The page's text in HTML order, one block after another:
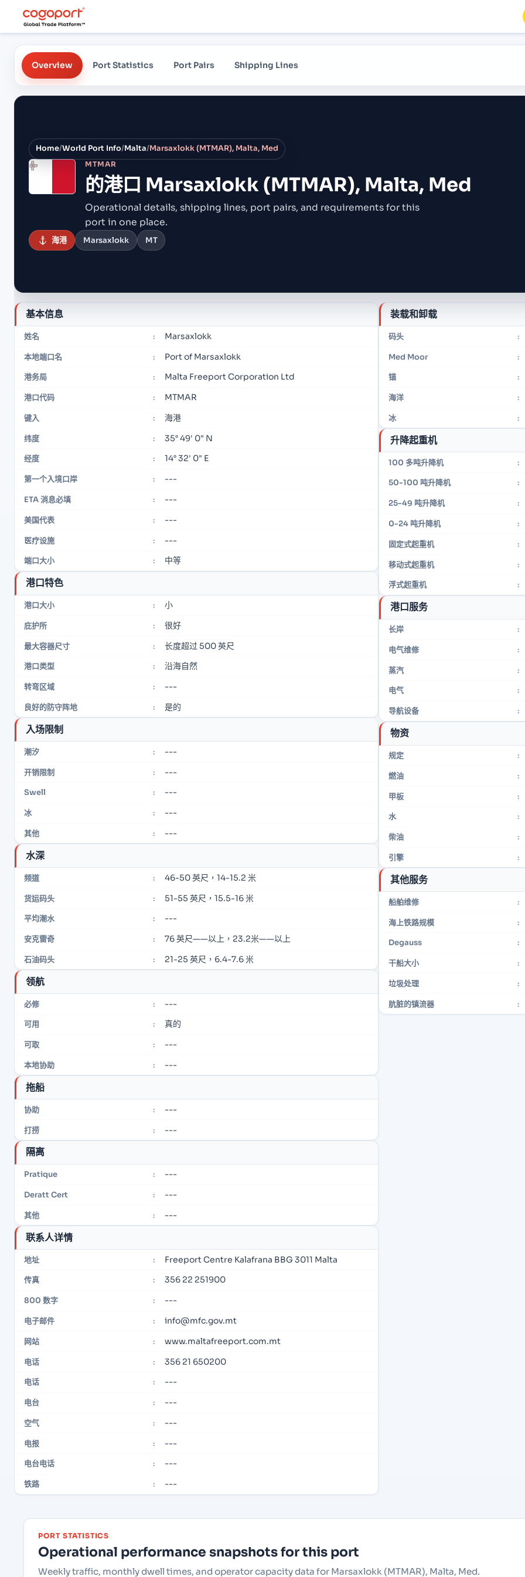
Overview Port Statistics Port Pairs Shipping Lines
Home/World Port Info/Malta/Marsaxlokk (MTMAR), Malta, Med
MTMAR
的港口 Marsaxlokk (MTMAR), Malta, Med
Operational details, shipping lines, port pairs, and requirements for this
port in one place.
海港 Marsaxlokk MT
基本信息
姓名 : Marsaxlokk
本地端口名 : Port of Marsaxlokk
港务局 : Malta Freeport Corporation Ltd
港口代码 : MTMAR
键入 : 海港
纬度 : 35° 49' 0" N
经度 : 14° 32' 0" E
第一个入境口岸 : ---
ETA 消息必填 : ---
美国代表 : ---
医疗设施 : ---
端口大小 : 中等
港口特色
港口大小 : 小
庇护所 : 很好
最大容器尺寸 : 长度超过 500 英尺
港口类型 : 沿海自然
转弯区域 : ---
良好的防守阵地 : 是的
入场限制
潮汐 : ---
开销限制 : ---
Swell : ---
冰 : ---
其他 : ---
水深
频道 : 46-50 英尺，14-15.2 米
货运码头 : 51-55 英尺，15.5-16 米
平均潮水 : ---
安克雷奇 : 76 英尺——以上，23.2米——以上
石油码头 : 21-25 英尺，6.4-7.6 米
领航
必修 : ---
可用 : 真的
可取 : ---
本地协助 : ---
拖船
协助 : ---
打捞 : ---
隔离
Pratique : ---
Deratt Cert : ---
其他 : ---
联系人详情
地址 : Freeport Centre Kalafrana BBG 3011 Malta
传真 : 356 22 251900
800 数字 : ---
电子邮件 : info@mfc.gov.mt
网站 : www.maltafreeport.com.mt
电话 : 356 21 650200
电话 : ---
电台 : ---
空气 : ---
电报 : ---
电台电话 : ---
铁路 : ---
装载和卸载
码头 :
Med Moor :
锚 :
海洋 :
冰 :
升降起重机
100 多吨升降机 :
50-100 吨升降机 :
25-49 吨升降机 :
0-24 吨升降机 :
固定式起重机 :
移动式起重机 :
浮式起重机 :
港口服务
长岸 :
电气维修 :
蒸汽 :
电气 :
导航设备 :
物资
规定 :
燃油 :
甲板 :
水 :
柴油 :
引擎 :
其他服务
船舶维修 :
海上铁路规模 :
Degauss :
干船大小 :
垃圾处理 :
肮脏的镇流器 :
PORT STATISTICS
Operational performance snapshots for this port
Weekly traffic, monthly dwell times, and operator capacity data for Marsaxlokk (MTMAR), Malta, Med.